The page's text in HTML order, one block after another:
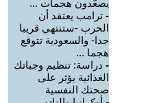
يصعّدون هجمات ...
- ترامب يعتقد أن
الحرب -ستنتهي قريبا
جدا- والسعودية تتوقع
هجما ...
- دراسة: تنظيم وجباتك
الغذائية يؤثر على
صحتك النفسية